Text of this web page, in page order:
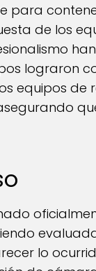
para
de los
lograron
equipos
lo